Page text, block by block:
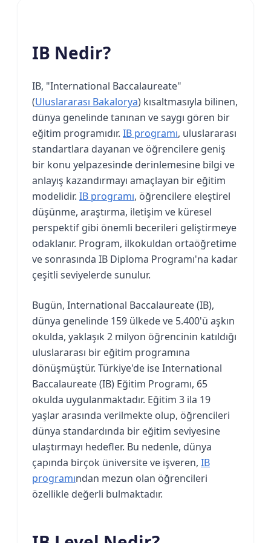
IB Nedir?
IB, "International Baccalaureate"
(Uluslararası Bakalorya) kısaltmasıyla bilinen,
dünya genelinde tanınan ve saygı gören bir
eğitim programıdır. IB programı, uluslararası
standartlara dayanan ve öğrencilere geniş
bir konu yelpazesinde derinlemesine bilgi ve
anlayış kazandırmayı amaçlayan bir eğitim
modelidir. IB programı, öğrencilere eleştirel
düşünme, araştırma, iletişim ve küresel
perspektif gibi önemli becerileri geliştirmeye
odaklanır. Program, ilkokuldan ortaöğretime
ve sonrasında IB Diploma Programı'na kadar
çeşitli seviyelerde sunulur.
Bugün, International Baccalaureate (IB),
dünya genelinde 159 ülkede ve 5.400'ü aşkın
okulda, yaklaşık 2 milyon öğrencinin katıldığı
uluslararası bir eğitim programına
dönüşmüştür. Türkiye'de ise International
Baccalaureate (IB) Eğitim Programı, 65
okulda uygulanmaktadır. Eğitim 3 ila 19
yaşlar arasında verilmekte olup, öğrencileri
dünya standardında bir eğitim seviyesine
ulaştırmayı hedefler. Bu nedenle, dünya
çapında birçok üniversite ve işveren, IB
programından mezun olan öğrencileri
özellikle değerli bulmaktadır.